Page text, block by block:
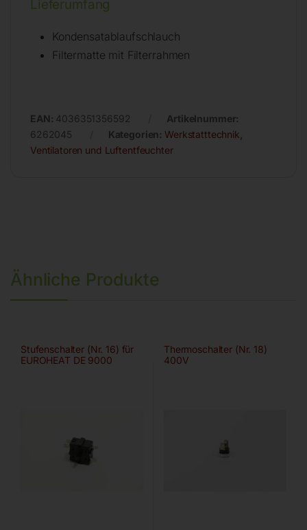
Lieferumfang
Kondensatablaufschlauch
Filtermatte mit Filterrahmen
EAN: 4036351356592
Artikelnummer:
6262045
Kategorien: Werkstatttechnik
Ventilatoren und Luftentfeuchter
Ähnliche Produkte
Stufenschalter (Nr. 16) für
EUROHEAT DE 9000
Thermoschalter (Nr. 18)
400V